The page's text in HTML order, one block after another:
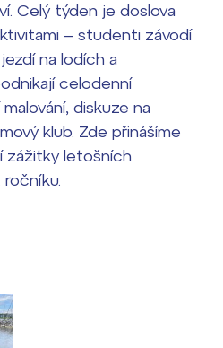
roku
Celý týden je doslova
– studenti závodí
na lodích a
celodenní
diskuze na
klub. Zde přinášíme
zážitky letošních